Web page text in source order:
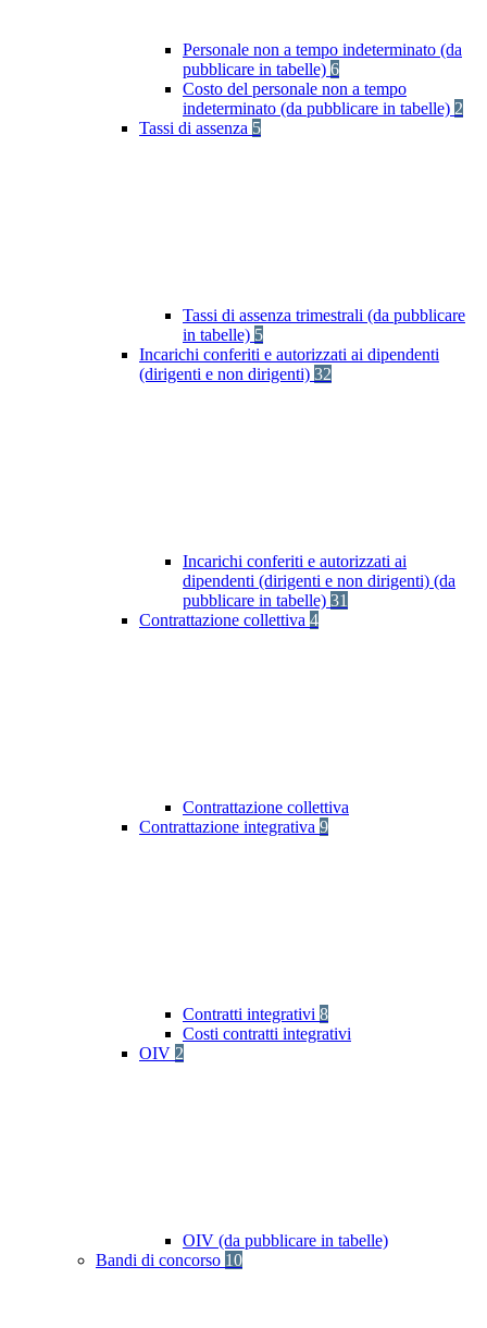
Personale non a tempo indeterminato (da
pubblicare in tabelle) 6
Costo del personale non a tempo
indeterminato (da pubblicare in tabelle) 2
Tassi di assenza 5
Tassi di assenza trimestrali (da pubblicare
in tabelle) 5
Incarichi conferiti e autorizzati ai dipendenti
(dirigenti e non dirigenti) 32
Incarichi conferiti e autorizzati ai
dipendenti (dirigenti e non dirigenti) (da
pubblicare in tabelle) 31
Contrattazione collettiva 4
Contrattazione collettiva
Contrattazione integrativa 9
Contratti integrativi 8
Costi contratti integrativi
OIV 2
OIV (da pubblicare in tabelle)
Bandi di concorso 10